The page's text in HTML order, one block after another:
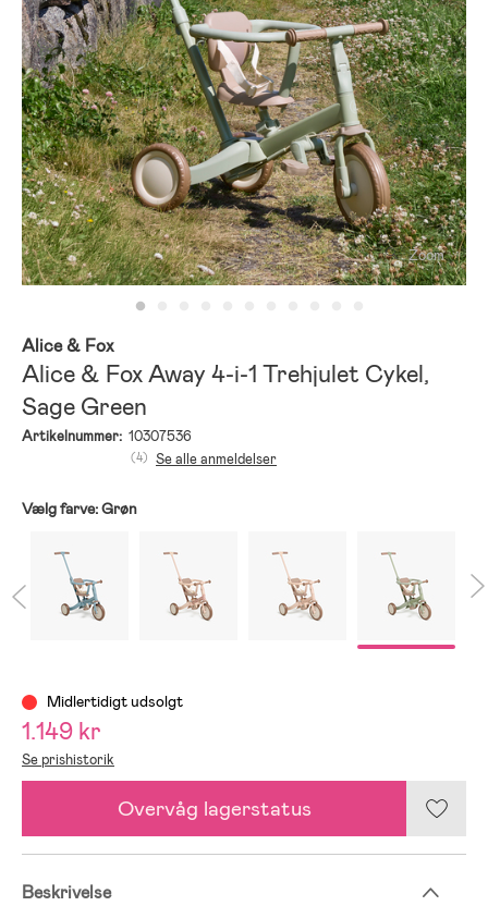
Zoom
Alice & Fox
Alice & Fox Away 4-i-1 Trehjulet Cykel,
Sage Green
Artikelnummer: 10307536
(4) Se alle anmeldelser
Vælg farve:Grøn
Midlertidigt udsolgt
1.149 kr
Se prishistorik
Overvåg lagerstatus
Beskrivelse